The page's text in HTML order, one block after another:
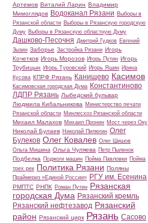
Артемов Виталий Ларин Владимир
Мимоглядов Водоканал Рязани Выборы в
Рязанской области Выборы в Рязанскую городскую
Думу Выборы в Рязанскую областную Думу
Дашково-Песочня Дмитрий Гудков Евгений
Зызин Заборье Застройка Рязани Игорь
Кочетков Игорь Морозов Игорь Путин Игорь
Трубицын Игорь Туровский Игорь Яшин Ирина
Кусова КПРФ Рязань Канищево Касимов
Касимовская городская Дума Константиново
ЛДПР Рязань Лыбедский бульвар
Людмила Кибальникова Министерство печати
Рязанской области Минлесхоз Рязанской области
Михаил Малахов Михаил Пронин Мост через Оку
Николай Булаев Николай Пилюгин Олег
Булеков Олег Ковалев Олег Шишов
Ольга Мишина Ольга Чуляева Петр Пыленок
Подбелка Поджоги машин Пойма Павловки Пойма
трех рек Политика Рязани Поляны
Праймериз «Единой России» РГУ им. Есенина
РМПТС РНПК Роман Путин Рязанская
городская Дума Рязанский кремль
Рязанский нефтезавод Рязанский
район Рязанский цирк Рязань Сасово